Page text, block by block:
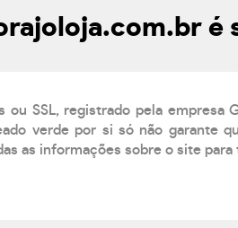
é
SSL, registrado pela empresa
verde por si só não garante
as informações sobre o site